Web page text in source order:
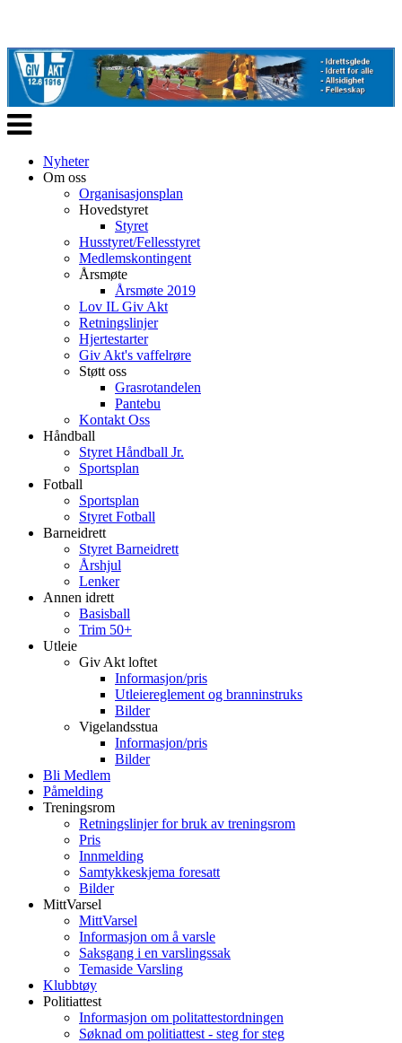
Veksle
navigasjon
Nyheter
Om oss
Organisasjonsplan
Hovedstyret
Styret
Husstyret/Fellesstyret
Medlemskontingent
Årsmøte
Årsmøte 2019
Lov IL Giv Akt
Retningslinjer
Hjertestarter
Giv Akt's vaffelrøre
Støtt oss
Grasrotandelen
Pantebu
Kontakt Oss
Håndball
Styret Håndball Jr.
Sportsplan
Fotball
Sportsplan
Styret Fotball
Barneidrett
Styret Barneidrett
Årshjul
Lenker
Annen idrett
Basisball
Trim 50+
Utleie
Giv Akt loftet
Informasjon/pris
Utleiereglement og branninstruks
Bilder
Vigelandsstua
Informasjon/pris
Bilder
Bli Medlem
Påmelding
Treningsrom
Retningslinjer for bruk av treningsrom
Pris
Innmelding
Samtykkeskjema foresatt
Bilder
MittVarsel
MittVarsel
Informasjon om å varsle
Saksgang i en varslingssak
Temaside Varsling
Klubbtøy
Politiattest
Informasjon om politattestordningen
Søknad om politiattest - steg for steg